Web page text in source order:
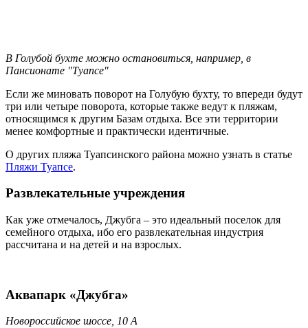
В Голубой бухте можно остановиться, например, в
Пансионате "Туапсе"
Если же миновать поворот на Голубую бухту, то впереди будут
три или четыре поворота, которые также ведут к пляжам,
относящимся к другим Базам отдыха. Все эти территории
менее комфортные и практически идентичные.
О других пляжа Туапсинского района можно узнать в статье
Пляжи Туапсе.
Развлекательные учреждения
Как уже отмечалось, Джубга – это идеальный поселок для
семейного отдыха, ибо его развлекательная индустрия
рассчитана и на детей и на взрослых.
Аквапарк «Джубга»
Новороссийское шоссе, 10 А